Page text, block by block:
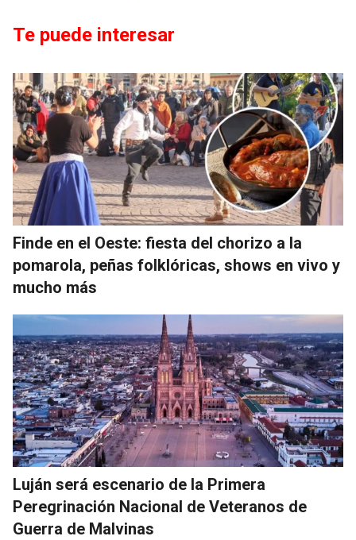
Te puede interesar
Finde en el Oeste: fiesta del chorizo a la
pomarola, peñas folklóricas, shows en vivo y
mucho más
Luján será escenario de la Primera
Peregrinación Nacional de Veteranos de
Guerra de Malvinas